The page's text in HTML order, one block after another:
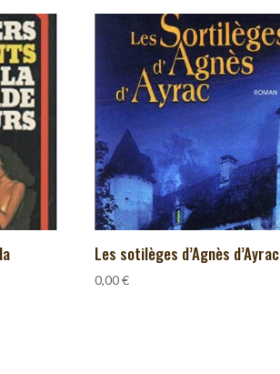
Les sotilèges d’Agnès d’Ayrac
0,00€